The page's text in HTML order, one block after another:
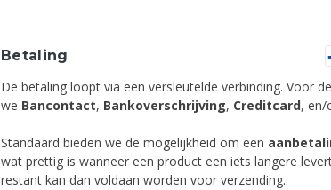
Betaling
De betaling loopt via een versleutelde verbinding. Voor
we Bancontact, Bankoverschrijving, Creditcard, en/
Standaard bieden we de mogelijkheid om een
wat prettig is wanneer een product een iets langere
restant kan dan voldaan worden voor verzending.